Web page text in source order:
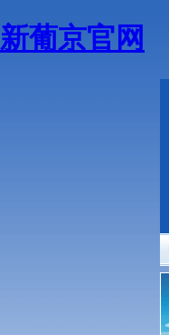
新葡京官网